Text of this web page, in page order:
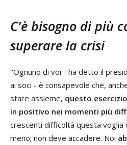
C'è bisogno di più
superare la crisi
"Ognuno di voi - ha detto il
ai soci - è consapevole che,
stare assieme, questo
in positivo nei momenti più
crescenti difficoltà questa voglia
meno; non deve accadere. Noi